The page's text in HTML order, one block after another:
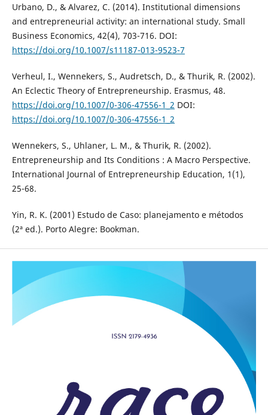
Urbano, D., & Alvarez, C. (2014). Institutional dimensions
and entrepreneurial activity: an international study. Small
Business Economics, 42(4), 703-716. DOI:
https://doi.org/10.1007/s11187-013-9523-7
Verheul, I., Wennekers, S., Audretsch, D., & Thurik, R. (2002).
An Eclectic Theory of Entrepreneurship. Erasmus, 48.
https://doi.org/10.1007/0-306-47556-1_2 DOI:
https://doi.org/10.1007/0-306-47556-1_2
Wennekers, S., Uhlaner, L. M., & Thurik, R. (2002).
Entrepreneurship and Its Conditions : A Macro Perspective.
International Journal of Entrepreneurship Education, 1(1),
25-68.
Yin, R. K. (2001) Estudo de Caso: planejamento e métodos
(2ª ed.). Porto Alegre: Bookman.